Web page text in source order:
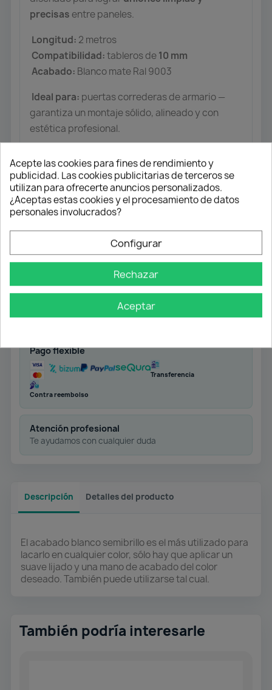
precisas entre paneles.
Longitud: 2 metros
Compatibilidad:tableros de10 mm
Acabado: Blanco mate Ral 9003
Ideal para: puertas correderas de armario —
garantiza un montaje sólido, alineado y con
estética profesional.
puertas correderas de armario. No se
recomienda para otros usos.
Desde 50 € en península
Pago flexible
Transferencia
Contra reembolso
Atención profesional
Te ayudamos con cualquier duda
Descripción Detalles del producto
El acabado blanco semibrillo es el más utilizado para
lacarlo en cualquier color, sólo hay que aplicar un
suave lijado y una mano de acabado del color
deseado. También puede utilizarse tal cual.
También podría interesarle
Acepte las cookies para fines de rendimiento y
publicidad. Las cookies publicitarias de terceros se
utilizan para ofrecerte anuncios personalizados.
¿Aceptas estas cookies y el procesamiento de datos
personales involucrados?
Configurar
Rechazar
Aceptar